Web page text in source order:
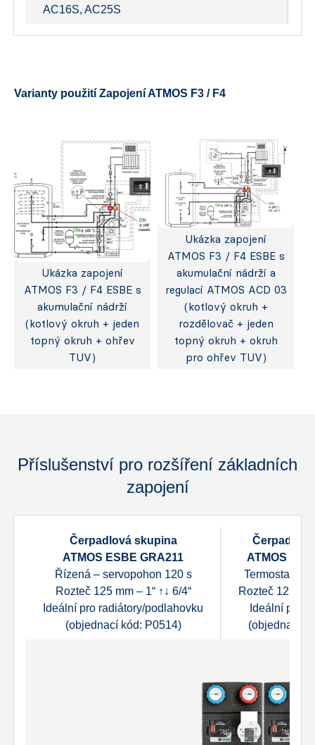
AC16S, AC25S
Varianty použití Zapojení ATMOS F3 / F4
Ukázka zapojení
ATMOS F3 / F4 ESBE s
akumulační nádrží
(kotlový okruh + jeden
topný okruh + ohřev
TUV)
Ukázka zapojení
ATMOS F3 / F4 ESBE s
akumulační nádrží a
regulací ATMOS ACD 03
(kotlový okruh +
rozdělovač + jeden
topný okruh + okruh
pro ohřev TUV)
Příslušenství pro rozšíření základních
zapojení
Čerpadlová skupina
ATMOS ESBE GRA211
Řízená – servopohon 120 s
Rozteč 125 mm – 1“ ↑↓ 6/4“
Ideální pro radiátory/podlahovku
(objednací kód: P0514)
ATMOS
Rozteč 125
Ideální pro
(objednací